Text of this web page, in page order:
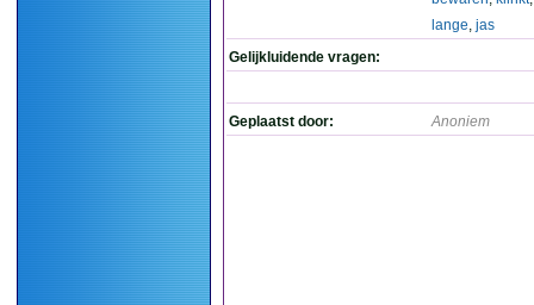
lange, jas
Gelijkluidende vragen:
Geplaatst door: Anoniem